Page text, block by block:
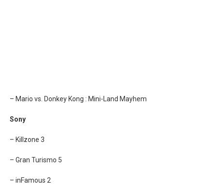
– Mario vs. Donkey Kong : Mini-Land Mayhem
Sony
– Killzone 3
– Gran Turismo 5
– inFamous 2